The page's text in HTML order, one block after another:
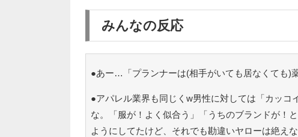
みんなの反応
●あー…「プランナーは(相手がいても居なくても)
●アパレル業界も同じくw男性に対しては「カッコ
な。「服が！よく似合う」「うちのブランドが！
ようにしてたけど、それでも勘違いヤローは絶え